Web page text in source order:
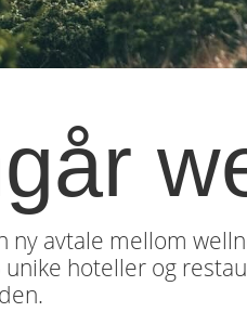
ny avtale mellom
hoteller og